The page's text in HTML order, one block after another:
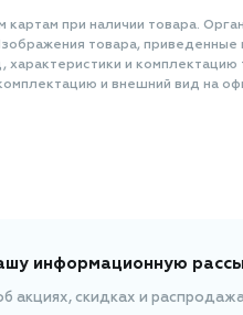
картам при наличии товара.
товара, приведенные
характеристики и
и внешний вид на
информационную
акциях, скидках и